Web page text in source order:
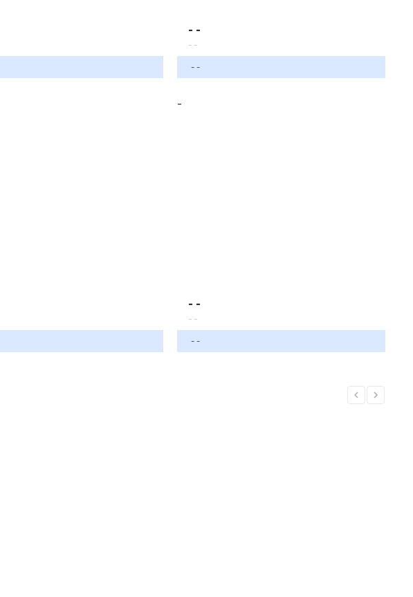
- -
- -
- -
-
- -
- -
- -